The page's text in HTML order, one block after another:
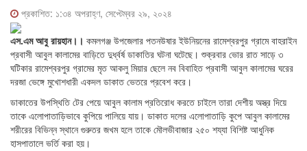
প্রকাশিত: ১:৩৪ অপরাহ্ণ, সেপ্টেম্বর ২৯, ২০২৪
এস.এম আবু রায়হান।। কমলগঞ্জ উপজেলার পতনউষার ইউনিয়নের রামেশ্বরপুর গ্রামে বাহরাইন
প্রবাসী আবুল কালামের বাড়িতে দুর্ধ্বর্ষ ডাকাতির ঘটনা ঘটেছে। শুক্রবার ভোর রাত সাড়ে ৩
ঘটিকার রামেশ্বরপুর গ্রামের মৃত আকলু মিয়ার ছেলে নব বিবাহিত প্রবাসী আবুল কালামের ঘরের
দরজা ভেঙ্গে মুখোশধারী একদল ডাকাত ভেতরে প্রবেশ করে।
ডাকাতের উপস্থিতি টের পেয়ে আবুল কালাম প্রতিরোধ করতে চাইলে তারা দেশীয় অস্ত্র দিয়ে
তাকে এলোপাতাড়িভাবে কুপিয়ে পালিয়ে যায়। ডাকাত দলের এলোপাতাড়ি কুপে আবুল কালামের
শরীরের বিভিন্ন স্থানে গুরুতর জখম হলে তাকে মৌলভীবাজার ২৫০ শয্যা বিশিষ্ট আধুনিক
হাসপাতালে ভর্তি করা হয়।